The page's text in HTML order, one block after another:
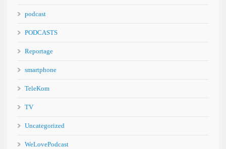
podcast
PODCASTS
Reportage
smartphone
TeleKom
TV
Uncategorized
WeLovePodcast